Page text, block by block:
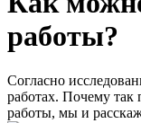
работы?
Согласно
работах. Почему так
работы, мы и